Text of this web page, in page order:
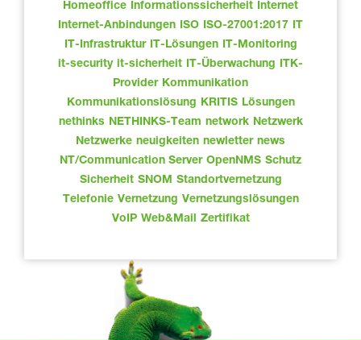
Homeoffice Informationssicherheit Internet
Internet-Anbindungen ISO ISO-27001:2017 IT
IT-Infrastruktur IT-Lösungen IT-Monitoring
it-security it-sicherheit IT-Überwachung
ITK-
Provider Kommunikation
Kommunikationslösung
KRITIS Lösungen
nethinks NETHINKS-Team network Netzwerk
Netzwerke neuigkeiten newletter news
NT/Communication Server OpenNMS Schutz
Sicherheit SNOM Standortvernetzung
Telefonie Vernetzung Vernetzungslösungen
VoIP Web&Mail Zertifikat